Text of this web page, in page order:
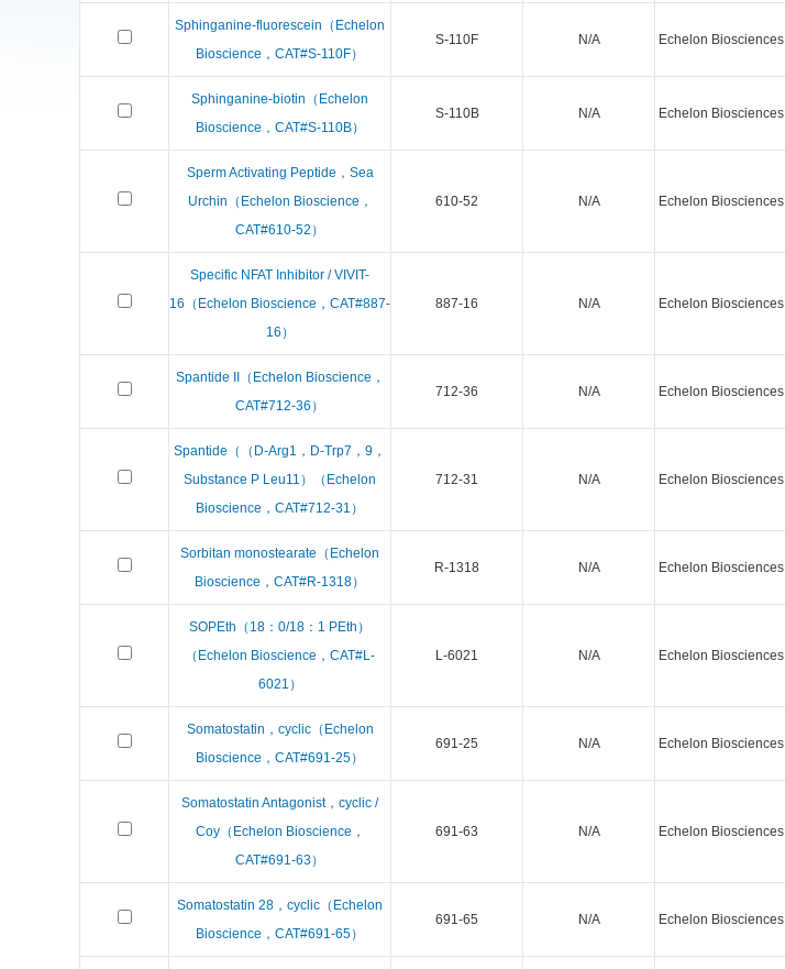
Sphinganine-fluorescein（Echelon
Bioscience，CAT#S-110F）
S-110F N/A Echelon Biosciences
Sphinganine-biotin（Echelon
Bioscience，CAT#S-110B）
S-110B N/A Echelon Biosciences
Sperm Activating Peptide，Sea
Urchin（Echelon Bioscience，
CAT#610-52）
610-52 N/A Echelon Biosciences
Specific NFAT Inhibitor / VIVIT-
16（Echelon Bioscience，CAT#887-
16）
887-16 N/A Echelon Biosciences
Spantide II（Echelon Bioscience，
CAT#712-36）
712-36 N/A Echelon Biosciences
Spantide（（D-Arg1，D-Trp7，9，
Substance P Leu11）（Echelon
Bioscience，CAT#712-31）
712-31 N/A Echelon Biosciences
Sorbitan monostearate（Echelon
Bioscience，CAT#R-1318）
R-1318 N/A Echelon Biosciences
SOPEth（18：0/18：1 PEth）
（Echelon Bioscience，CAT#L-
6021）
L-6021 N/A Echelon Biosciences
Somatostatin，cyclic（Echelon
Bioscience，CAT#691-25）
691-25 N/A Echelon Biosciences
Somatostatin Antagonist，cyclic /
Coy（Echelon Bioscience，
CAT#691-63）
691-63 N/A Echelon Biosciences
Somatostatin 28，cyclic（Echelon
Bioscience，CAT#691-65）
691-65 N/A Echelon Biosciences